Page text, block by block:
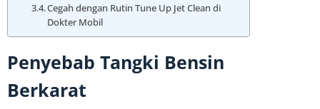
Cegah dengan Rutin Tune Up Jet Clean di
Dokter Mobil
Penyebab Tangki Bensin
Berkarat